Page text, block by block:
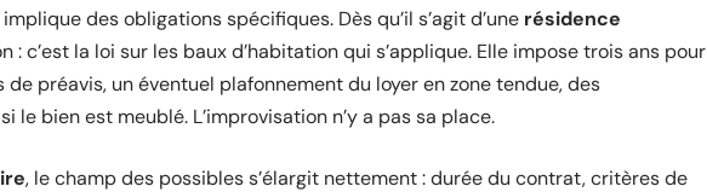
implique des obligations spécifiques. Dès qu’il s’agit d’une résidence
: c’est la loi sur les baux d’habitation qui s’applique. Elle impose trois ans pour
de préavis, un éventuel plafonnement du loyer en zone tendue, des
le bien est meublé. L’improvisation n’y a pas sa place.
, le champ des possibles s’élargit nettement : durée du contrat, critères de